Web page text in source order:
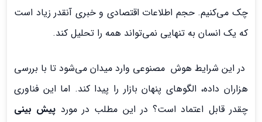
چک می‌کنیم. حجم اطلاعات اقتصادی و خبری آنقدر زیاد است
که یک انسان به تنهایی نمی‌تواند همه را تحلیل کند.
در این شرایط هوش مصنوعی وارد میدان می‌شود تا با بررسی
هزاران داده، الگوهای پنهان بازار را پیدا کند. اما این فناوری
چقدر قابل اعتماد است؟ در این مطلب در مورد پیش بینی